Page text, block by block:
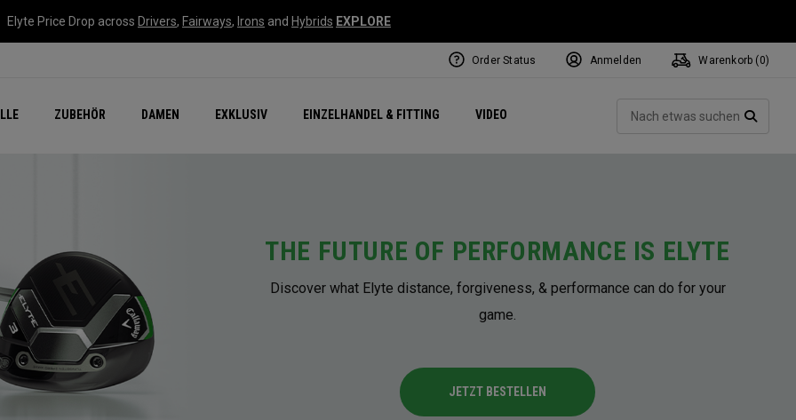
Elyte Price Drop across Drivers, Fairways, Irons and Hybrids EXPLORE
ZUBEHÖR DAMEN EXKLUSIV EINZELHANDEL & FITTING VIDEO
Neu – Quantum Exclusive Mavrik Complete Sets
Neu Chrome Tour Exklusiv - Golfbälle
NEW Golf Bags
New - REVA Complete Sets
Women's Golf Balls
Exklusiv - Zubehör
Online Selector Tools
Regional Performance Centers
Order Status Anmelden Warenkorb ( 0)
THE FUTURE OF PERFORMANCE IS ELYTE
Discover what Elyte distance, forgiveness, & performance can do for your
game.
JETZT BESTELLEN